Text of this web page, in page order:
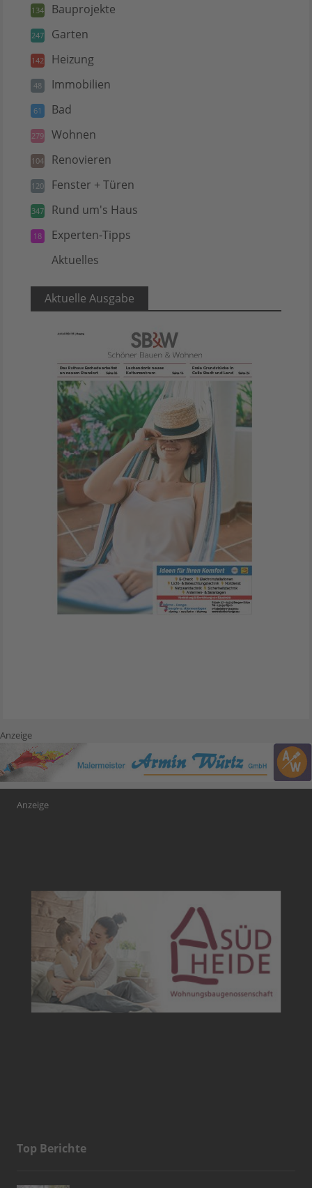
134 Bauprojekte
247 Garten
142 Heizung
48 Immobilien
61 Bad
279 Wohnen
104 Renovieren
120 Fenster + Türen
347 Rund um's Haus
18 Experten-Tipps
Aktuelles
Aktuelle Ausgabe
Anzeige
Anzeige
Top Berichte